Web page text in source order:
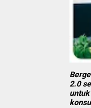
2.0